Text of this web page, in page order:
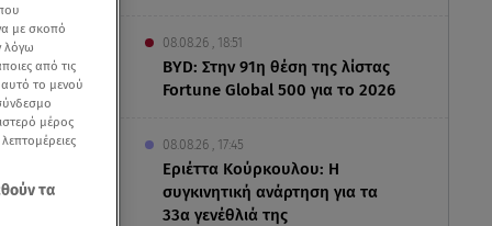
08.08.26 , 18:51
BYD: Στην 91η θέση της λίστας
Fortune Global 500 για το 2026
08.08.26 , 17:45
Εριέττα Κούρκουλου: Η
συγκινητική ανάρτηση για τα
33α γενέθλιά της
με σκοπό
λόγω
από τις
αυτό το μενού
μέρος
τα